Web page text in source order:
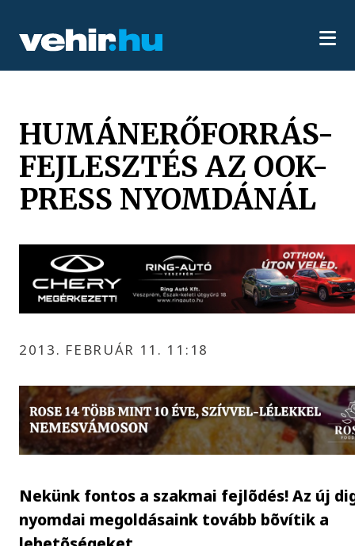
HUMÁNERŐFORRÁS-
FEJLESZTÉS AZ OOK-
PRESS NYOMDÁNÁL
2013. FEBRUÁR 11. 11:18
Nekünk fontos a szakmai fejlõdés! Az új
nyomdai megoldásaink tovább bõvítik a